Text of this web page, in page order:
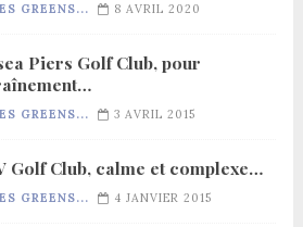
GREENS... 8 AVRIL 2020
Piers Golf Club, pour
GREENS... 3 AVRIL 2015
Golf Club, calme et complexe…
GREENS... 4 JANVIER 2015